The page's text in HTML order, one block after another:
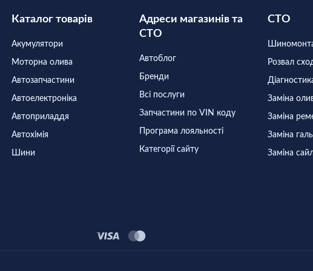
Каталог товарів
Акумулятори
Моторна олива
Автозапчастини
Автоелектроніка
Автоприладдя
Автохімія
Шини
Адреси магазинів та
СТО
Автоблог
Бренди
Всі послуги
Запчастини по VIN коду
Програма лояльності
Категорії сайту
СТО
Розвал
Заміна
Заміна
Заміна
Заміна